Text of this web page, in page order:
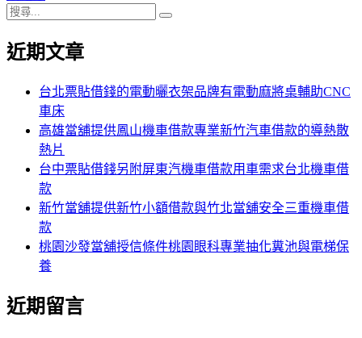
覽
章:
搜
關
近期文章
台北票貼借錢的電動曬衣架品牌有電動麻將桌輔助CNC
車床
高雄當舖提供鳳山機車借款專業新竹汽車借款的導熱散
熱片
台中票貼借錢另附屏東汽機車借款用車需求台北機車借
款
新竹當舖提供新竹小額借款與竹北當舖安全三重機車借
款
桃園沙發當舖授信條件桃園眼科專業抽化糞池與電梯保
養
近期留言